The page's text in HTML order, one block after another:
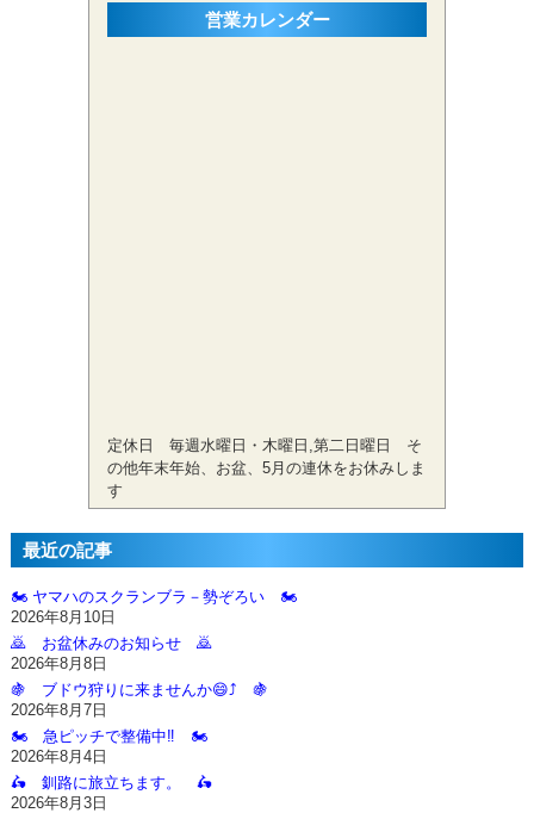
営業カレンダー
定休日 毎週水曜日・木曜日,第二日曜日 そ
の他年末年始、お盆、5月の連休をお休みしま
す
最近の記事
🏍️ ヤマハのスクランブラ－勢ぞろい 🏍️
2026年8月10日
🙇‍ お盆休みのお知らせ 🙇‍
2026年8月8日
🍇 ブドウ狩りに来ませんか😄⤴️ 🍇
2026年8月7日
🏍️ 急ピッチで整備中‼️ 🏍️
2026年8月4日
🛵 釧路に旅立ちます。 🛵
2026年8月3日